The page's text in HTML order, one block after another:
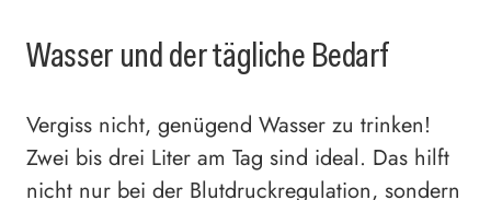
Wasser und der tägliche Bedarf
Vergiss nicht, genügend Wasser zu trinken!
Zwei bis drei Liter am Tag sind ideal. Das hilft
nicht nur bei der Blutdruckregulation, sondern